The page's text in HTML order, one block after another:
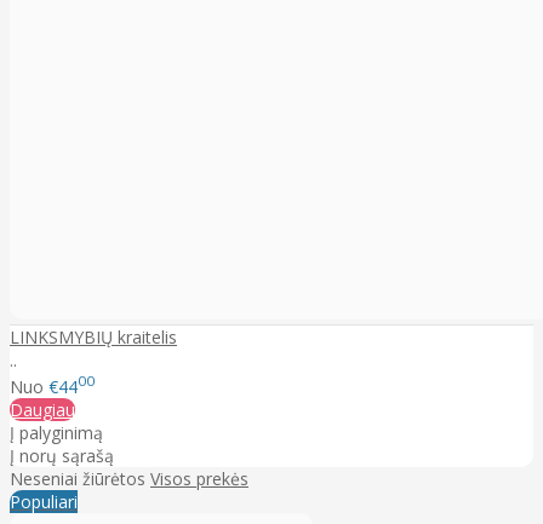
LINKSMYBIŲ kraitelis
..
Nuo €4400
Daugiau
Į palyginimą
Į norų sąrašą
Neseniai žiūrėtos Visos prekės
Populiari